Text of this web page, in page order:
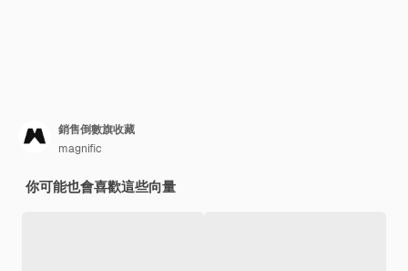
銷售倒數旗收藏
magnific
你可能也會喜歡這些向量